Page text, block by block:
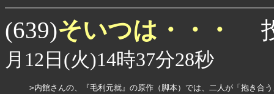
(639)そいつは・・・
月12日(火)14時37分28秒
>内館さんの、『毛利元就』の原作（脚本）では、二人が「抱き合